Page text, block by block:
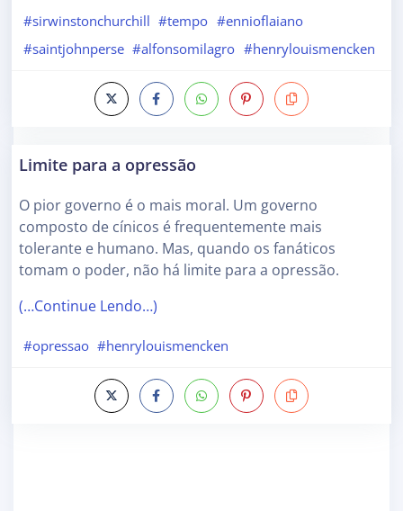
#sirwinstonchurchill #tempo #ennioflaiano
#saintjohnperse #alfonsomilagro #henrylouismencken
Limite para a opressão
O pior governo é o mais moral. Um governo
composto de cínicos é frequentemente mais
tolerante e humano. Mas, quando os fanáticos
tomam o poder, não há limite para a opressão.
(…Continue Lendo…)
#opressao #henrylouismencken